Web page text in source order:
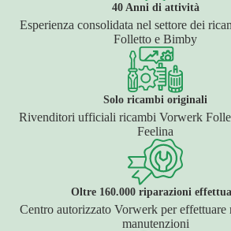
40 Anni di attività
Esperienza consolidata nel settore dei
Folletto e Bimby
Solo ricambi originali
Rivenditori ufficiali ricambi Vorwerk
Feelina
Oltre 160.000 riparazioni
Centro autorizzato Vorwerk per effettuare
manutenzioni